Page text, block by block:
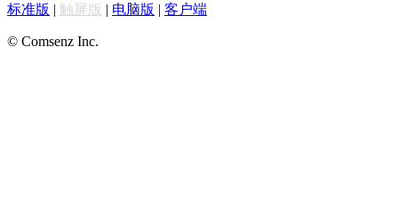
标准版 | 触屏版 | 电脑版 | 客户端
© Comsenz Inc.